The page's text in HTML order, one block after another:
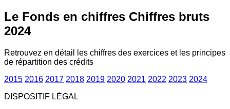
Le Fonds en chiffres Chiffres bruts
2024
Retrouvez en détail les chiffres des exercices et les principes
de répartition des crédits
2015 2016 2017 2018 2019 2020 2021 2022 2023 2024
DISPOSITIF LÉGAL